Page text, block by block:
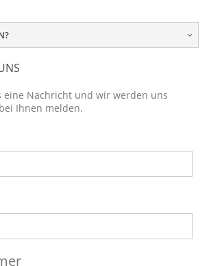
eine Nachricht und wir werden uns
Ihnen melden.